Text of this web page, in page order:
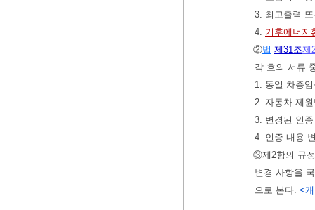
3. 최고출력
4. 기후에너지
②법 제31조제
각 호의 서류
1. 동일 차종
2. 자동차 제
3. 변경된 인
4. 인증 내용
③제2항의 규
변경 사항을
으로 본다. <